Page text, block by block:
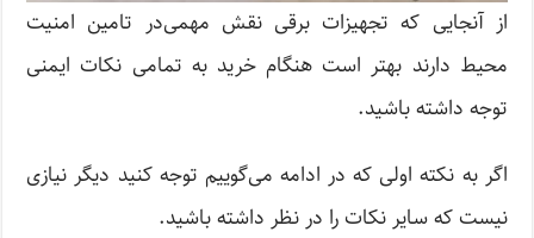
از آنجایی که تجهیزات برقی نقش مهمی‌در تامین امنیت
محیط دارند بهتر است هنگام خرید به تمامی‌ نکات ایمنی
توجه داشته باشید.
اگر به نکته اولی که در ادامه می‌گوییم توجه کنید دیگر نیازی
نیست که سایر نکات را در نظر داشته باشید.